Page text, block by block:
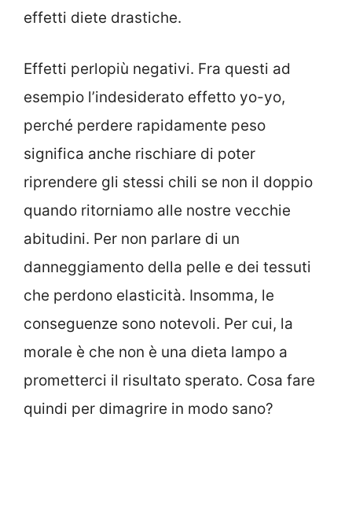
effetti diete drastiche.
Effetti perlopiù negativi. Fra questi ad
esempio l’indesiderato effetto yo-yo,
perché perdere rapidamente peso
significa anche rischiare di poter
riprendere gli stessi chili se non il doppio
quando ritorniamo alle nostre vecchie
abitudini. Per non parlare di un
danneggiamento della pelle e dei tessuti
che perdono elasticità. Insomma, le
conseguenze sono notevoli. Per cui, la
morale è che non è una dieta lampo a
prometterci il risultato sperato. Cosa fare
quindi per dimagrire in modo sano?